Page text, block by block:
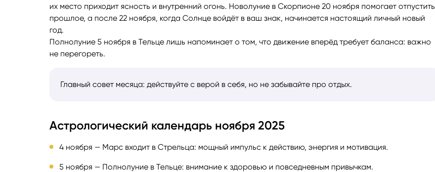
их место приходит ясность и внутренний огонь. Новолуние в Скорпионе 20 ноября помогает отпустить
прошлое, а после 22 ноября, когда Солнце войдёт в ваш знак, начинается настоящий личный новый
год.
Полнолуние 5 ноября в Тельце лишь напоминает о том, что движение вперёд требует баланса: важно
не перегореть.
Главный совет месяца: действуйте с верой в себя, но не забывайте про отдых.
Астрологический календарь ноября 2025
4 ноября — Марс входит в Стрельца: мощный импульс к действию, энергия и мотивация.
5 ноября — Полнолуние в Тельце: внимание к здоровью и повседневным привычкам.